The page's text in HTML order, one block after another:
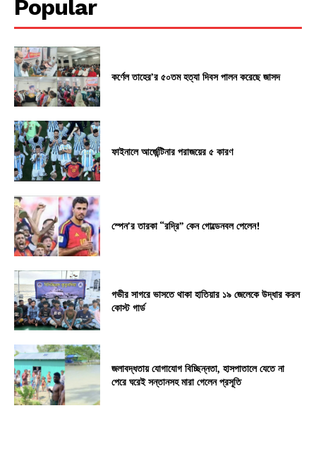
Popular
কর্ণেল তাহের’র ৫০তম হত্যা দিবস পালন করেছে জাসদ
ফাইনালে আর্জেন্টিনার পরাজয়ের ৫ কারণ
স্পেন’র তারকা “রদ্রি” কেন গোল্ডেনবল পেলেন!
গভীর সাগরে ভাসতে থাকা হাতিয়ার ১৯ জেলেকে উদ্ধার করল
কোস্ট গার্ড
জলাবদ্ধতায় যোগাযোগ বিচ্ছিন্নতা, হাসপাতালে যেতে না
পেরে ঘরেই সন্তানসহ মারা গেলেন প্রসূতি